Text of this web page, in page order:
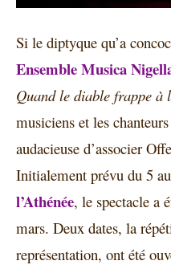
Si le diptyque qu’a
Ensemble Musica
Quand le diable frappe à
musiciens et les
audacieuse d’associer
Initialement prévu du 5
l’Athénée, le spectacle a
mars. Deux dates, la
représentation, ont été